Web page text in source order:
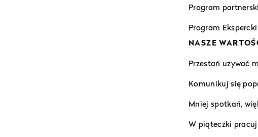
Program partnerski
Program
NASZE
Przestań używać
Komunikuj się
Mniej spotkań,
W piąteczki